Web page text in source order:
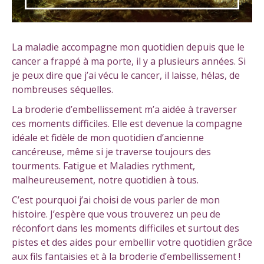
La maladie accompagne mon quotidien depuis que le
cancer a frappé à ma porte, il y a plusieurs années. Si
je peux dire que j’ai vécu le cancer, il laisse, hélas, de
nombreuses séquelles.
La broderie d’embellissement m’a aidée à traverser
ces moments difficiles. Elle est devenue la compagne
idéale et fidèle de mon quotidien d’ancienne
cancéreuse, même si je traverse toujours des
tourments. Fatigue et Maladies rythment,
malheureusement, notre quotidien à tous.
C’est pourquoi j’ai choisi de vous parler de mon
histoire. J’espère que vous trouverez un peu de
réconfort dans les moments difficiles et surtout des
pistes et des aides pour embellir votre quotidien grâce
aux fils fantaisies et à la broderie d’embellissement !